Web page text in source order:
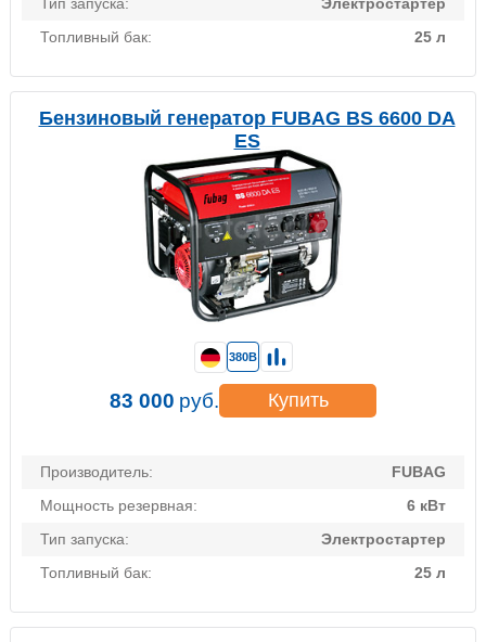
Топливный бак:
25 л
Бензиновый генератор FUBAG BS 6600 DA
ES
Производитель:
FUBAG
Мощность резервная:
6 кВт
Тип запуска:
Электростартер
Топливный бак:
25 л
380В
83 000 руб. Купить